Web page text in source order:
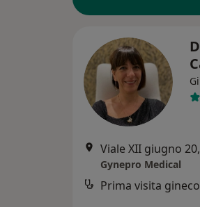
Viale XII giugno
Gynepro Medical
Prima visita